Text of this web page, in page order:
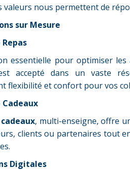
valeurs nous permettent de
sur Mesure
essentielle pour optimiser les
accepté dans un vaste
flexibilité et confort pour vos
Cadeaux
, multi-enseigne, offre
clients ou partenaires tout
Digitales